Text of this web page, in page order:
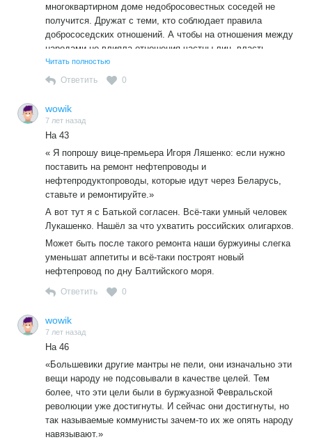
многоквартирном доме недобросовестных соседей не
получится. Дружат с теми, кто соблюдает правила
добрососедских отношений. А чтобы на отношения между
народами не влияла отношения частны лиц, власть
должна отчитываться перед народом за свои действия.
Читать полностью
Ответить 0
wowik
7 лет назад
На 43
« Я попрошу вице-премьера Игоря Ляшенко: если нужно
поставить на ремонт нефтепроводы и
нефтепродуктопроводы, которые идут через Беларусь,
ставьте и ремонтируйте.»
А вот тут я с Батькой согласен. Всё-таки умный человек
Лукашенко. Нашёл за что ухватить российских олигархов.
Может быть после такого ремонта наши буржуины слегка
уменьшат аппетиты и всё-таки построят новый
нефтепровод по дну Балтийского моря.
Ответить 0
wowik
7 лет назад
На 46
«Большевики другие мантры не пели, они изначально эти
вещи народу не подсовывали в качестве целей. Тем
более, что эти цели были в буржуазной Февральской
революции уже достигнуты. И сейчас они достигнуты, но
так называемые коммунисты зачем-то их же опять народу
навязывают.»